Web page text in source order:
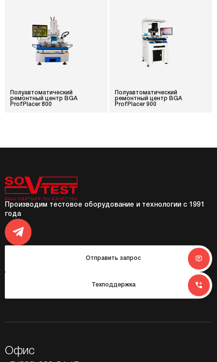
Полуавтоматический
ремонтный центр BGA
ProfPlacer 800
Полуавтоматический
ремонтный центр BGA
ProfPlacer 900
Производим тестовое оборудование и технологии с 1991
года
Отправить запрос
Техподдержка
Офис